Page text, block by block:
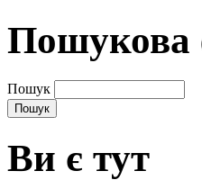
Пошукова
Пошук
Ви є тут